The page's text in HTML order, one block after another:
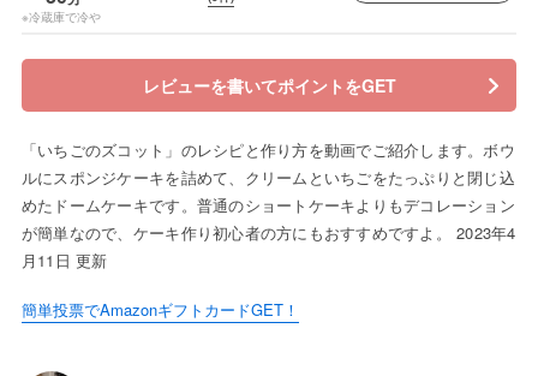
※冷蔵庫で冷や
レビューを書いてポイントをGET
「いちごのズコット」のレシピと作り方を動画でご紹介します。ボウ
ルにスポンジケーキを詰めて、クリームといちごをたっぷりと閉じ込
めたドームケーキです。普通のショートケーキよりもデコレーション
が簡単なので、ケーキ作り初心者の方にもおすすめですよ。 2023年4
月11日 更新
簡単投票でAmazonギフトカードGET！